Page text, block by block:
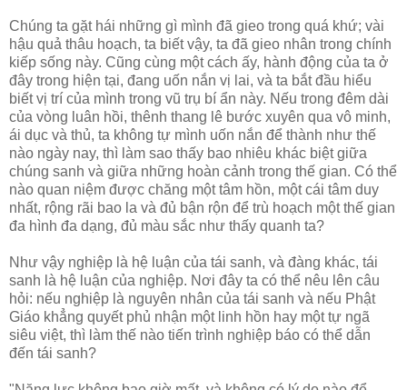
Chúng ta gặt hái những gì mình đã gieo trong quá khứ; vài
hậu quả thâu hoạch, ta biết vậy, ta đã gieo nhân trong chính
kiếp sống này. Cũng cùng một cách ấy, hành động của ta ở
đây trong hiện tại, đang uốn nắn vị lai, và ta bắt đầu hiểu
biết vị trí của mình trong vũ trụ bí ẩn này. Nếu trong đêm dài
của vòng luân hồi, thênh thang lê bước xuyên qua vô minh,
ái dục và thủ, ta không tự mình uốn nắn để thành như thế
nào ngày nay, thì làm sao thấy bao nhiêu khác biệt giữa
chúng sanh và giữa những hoàn cảnh trong thế gian. Có thể
nào quan niệm được chăng một tâm hồn, một cái tâm duy
nhất, rộng rãi bao la và đủ bận rộn để trù hoạch một thế gian
đa hình đa dạng, đủ màu sắc như thấy quanh ta?
Như vậy nghiệp là hệ luận của tái sanh, và đàng khác, tái
sanh là hệ luận của nghiệp. Nơi đây ta có thể nêu lên câu
hỏi: nếu nghiệp là nguyên nhân của tái sanh và nếu Phật
Giáo khẳng quyết phủ nhận một linh hồn hay một tự ngã
siêu việt, thì làm thế nào tiến trình nghiệp báo có thể dẫn
đến tái sanh?